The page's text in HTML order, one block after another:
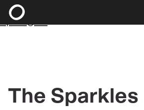
Zum Hauptinhalt springen
springen
The Sparkles